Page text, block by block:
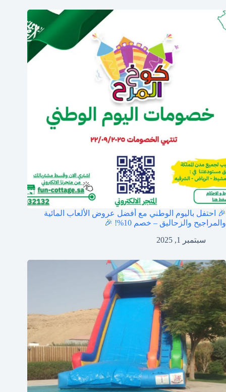
🎉 احتفل باليوم الوطني مع أفضل عروض الألعاب المائية
والمراجيح والزحاليق – خصم 10%! 🎉
سبتمبر 1, 2025